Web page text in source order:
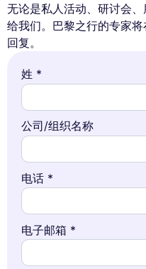
无论是私人活动、研讨会
给我们。巴黎之行的专家
回复。
姓 *
公司/组织名称
电话 *
电子邮箱 *